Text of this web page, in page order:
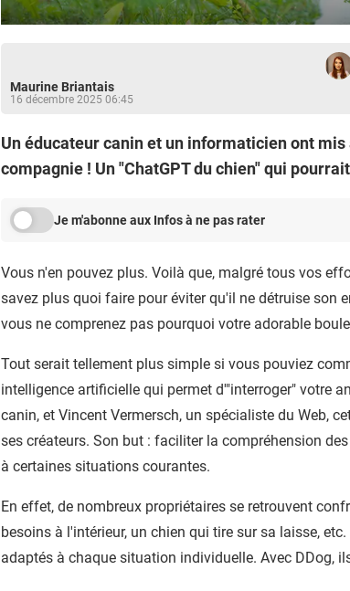
Maurine Briantais
16 décembre 2025 06:45
Un éducateur canin et un informaticien ont
compagnie ! Un "ChatGPT du chien" qui
Je m'abonne aux Infos à ne pas rater
Vous n'en pouvez plus. Voilà que, malgré tous vos
savez plus quoi faire pour éviter qu'il ne détruise son
vous ne comprenez pas pourquoi votre adorable
Tout serait tellement plus simple si vous pouviez
intelligence artificielle qui permet d'"interroger" votre
canin, et Vincent Vermersch, un spécialiste du Web,
ses créateurs. Son but : faciliter la compréhension
à certaines situations courantes.
En effet, de nombreux propriétaires se retrouvent
besoins à l'intérieur, un chien qui tire sur sa laisse,
adaptés à chaque situation individuelle. Avec DDog,